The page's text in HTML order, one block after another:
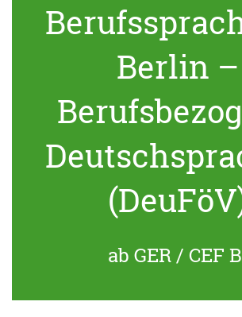
Berlin –
ab GER / CEF